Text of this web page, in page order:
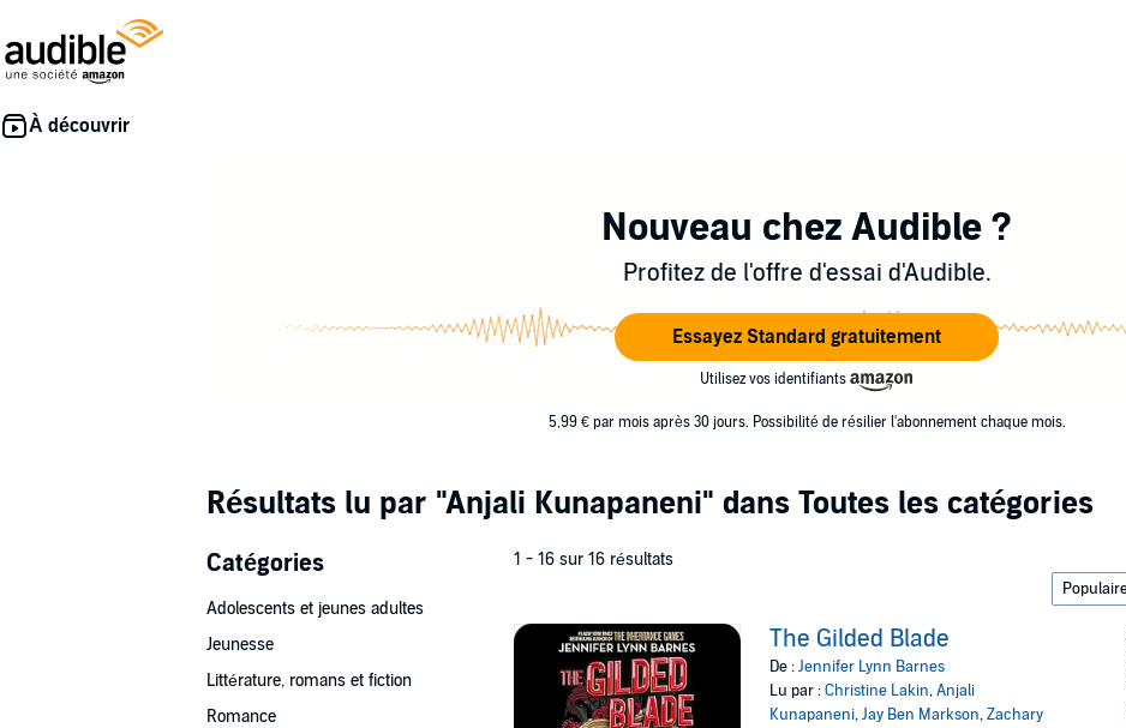
Nouveau chez Audible ?
Profitez de l'offre d'essai d'Audible.
Essayez Standard gratuitement
Utilisez vos identifiants
5,99 € par mois après 30 jours. Possibilité de résilier l'abonnement chaque mois.
Résultats lu par "Anjali Kunapaneni" dans Toutes les catégories
Catégories
Adolescents et jeunes adultes
Jeunesse
Littérature, romans et fiction
Romance
1 - 16 sur 16 résultats
The Gilded Blade
De :Jennifer Lynn Barnes
Lu par :Christine Lakin,Anjali
Kunapaneni,Jay Ben Markson,Zachary